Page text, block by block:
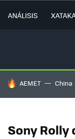
ANÁLISIS
HOY SE HABLA DE
AEMET China
Sony